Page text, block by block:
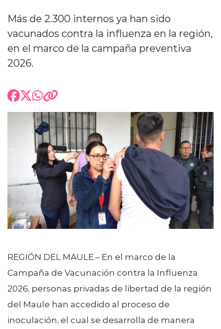
Más de 2.300 internos ya han sido
vacunados contra la influenza en la región,
en el marco de la campaña preventiva
2026.
REGIÓN DEL MAULE.– En el marco de la
Campaña de Vacunación contra la Influenza
2026, personas privadas de libertad de la región
del Maule han accedido al proceso de
inoculación, el cual se desarrolla de manera